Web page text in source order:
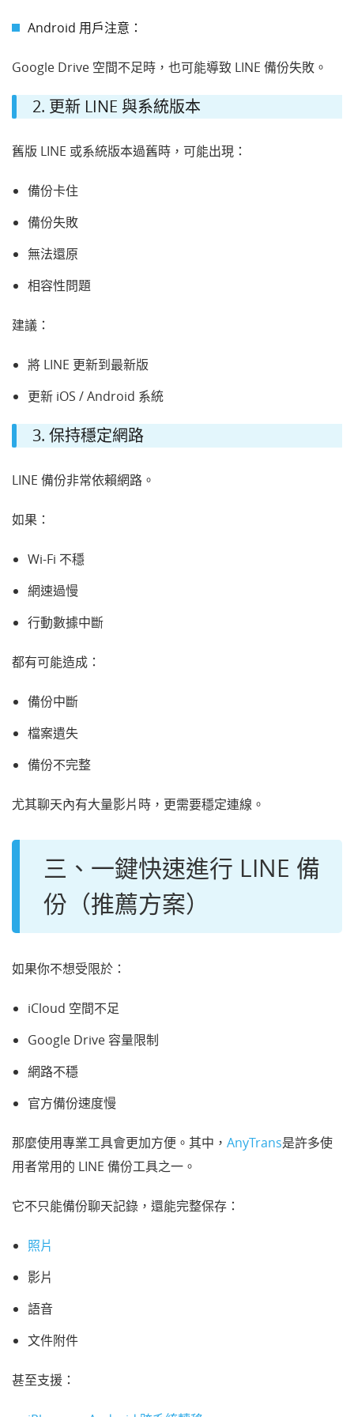
Android 用戶注意：
Google Drive 空間不足時，也可能導致 LINE 備份失敗。
2. 更新 LINE 與系統版本
舊版 LINE 或系統版本過舊時，可能出現：
備份卡住
備份失敗
無法還原
相容性問題
建議：
將 LINE 更新到最新版
更新 iOS / Android 系統
3. 保持穩定網路
LINE 備份非常依賴網路。
如果：
Wi-Fi 不穩
網速過慢
行動數據中斷
都有可能造成：
備份中斷
檔案遺失
備份不完整
尤其聊天內有大量影片時，更需要穩定連線。
三、一鍵快速進行 LINE 備
份（推薦方案）
如果你不想受限於：
iCloud 空間不足
Google Drive 容量限制
網路不穩
官方備份速度慢
那麼使用專業工具會更加方便。其中， AnyTrans是許多使
用者常用的 LINE 備份工具之一。
它不只能備份聊天記錄，還能完整保存：
照片
影片
語音
文件附件
甚至支援：